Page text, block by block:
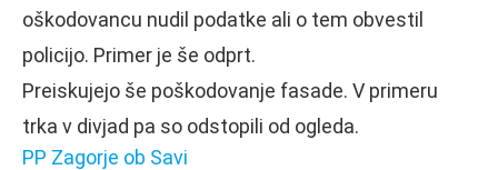
oškodovancu nudil podatke ali o tem obvestil
policijo. Primer je še odprt.
Preiskujejo še poškodovanje fasade. V primeru
trka v divjad pa so odstopili od ogleda.
PP Zagorje ob Savi